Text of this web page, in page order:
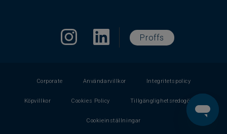
Proffs
Corporate Användarvillkor Integritetspolicy
Köpvillkor Cookies Policy Tillgänglighetsredogörelse
Cookieinställningar